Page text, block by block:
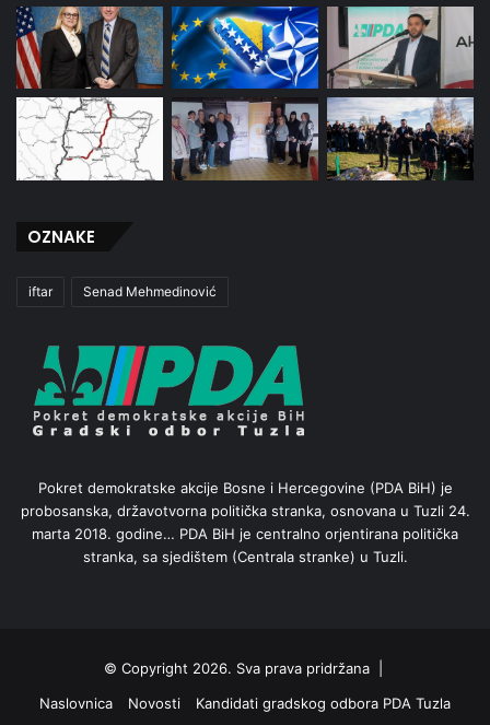
OZNAKE
iftar Senad Mehmedinović
Pokret demokratske akcije Bosne i Hercegovine (PDA BiH) je
probosanska, državotvorna politička stranka, osnovana u Tuzli 24.
marta 2018. godine… PDA BiH je centralno orjentirana politička
stranka, sa sjedištem (Centrala stranke) u Tuzli.
© Copyright 2026. Sva prava pridržana |
Naslovnica
Novosti Kandidati gradskog odbora PDA Tuzla